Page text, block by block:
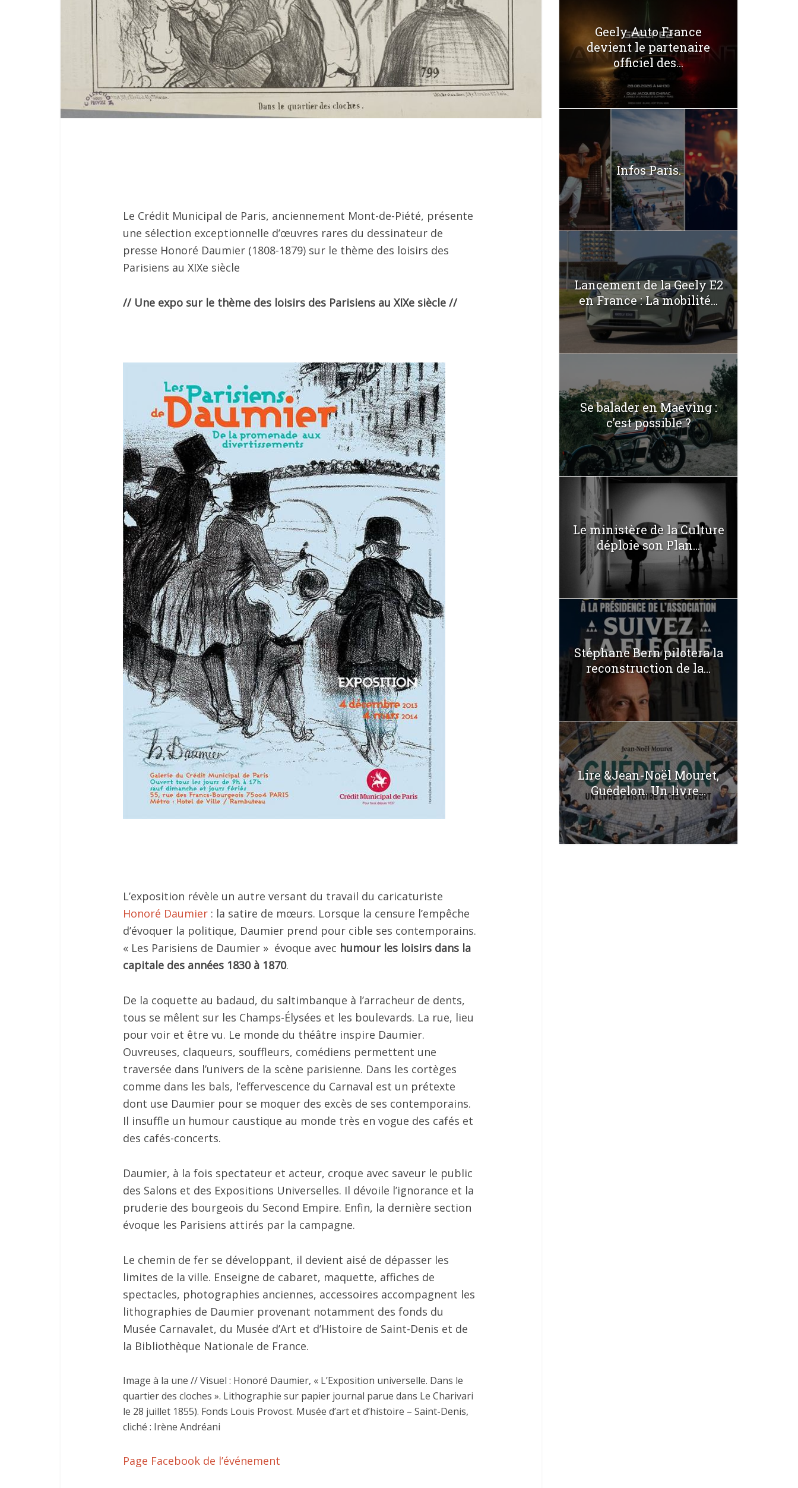
Le Crédit Municipal de Paris, anciennement Mont-de-Piété, présente
une sélection exceptionnelle d’œuvres rares du dessinateur de
presse Honoré Daumier (1808-1879) sur le thème des loisirs des
Parisiens au XIXe siècle
// Une expo sur le thème des loisirs des Parisiens au XIXe siècle //
L’exposition révèle un autre versant du travail du caricaturiste
Honoré Daumier : la satire de mœurs. Lorsque la censure l’empêche
d’évoquer la politique, Daumier prend pour cible ses contemporains.
« Les Parisiens de Daumier » évoque avec humour les loisirs dans la
capitale des années 1830 à 1870.
De la coquette au badaud, du saltimbanque à l’arracheur de dents,
tous se mêlent sur les Champs-Élysées et les boulevards. La rue, lieu
pour voir et être vu. Le monde du théâtre inspire Daumier.
Ouvreuses, claqueurs, souffleurs, comédiens permettent une
traversée dans l’univers de la scène parisienne. Dans les cortèges
comme dans les bals, l’effervescence du Carnaval est un prétexte
dont use Daumier pour se moquer des excès de ses contemporains.
Il insuffle un humour caustique au monde très en vogue des cafés et
des cafés-concerts.
Daumier, à la fois spectateur et acteur, croque avec saveur le public
des Salons et des Expositions Universelles. Il dévoile l’ignorance et la
pruderie des bourgeois du Second Empire. Enfin, la dernière section
évoque les Parisiens attirés par la campagne.
Le chemin de fer se développant, il devient aisé de dépasser les
limites de la ville. Enseigne de cabaret, maquette, affiches de
spectacles, photographies anciennes, accessoires accompagnent les
lithographies de Daumier provenant notamment des fonds du
Musée Carnavalet, du Musée d’Art et d’Histoire de Saint-Denis et de
la Bibliothèque Nationale de France.
Image à la une // Visuel : Honoré Daumier, « L’Exposition universelle. Dans le
quartier des cloches ». Lithographie sur papier journal parue dans Le Charivari
le 28 juillet 1855). Fonds Louis Provost. Musée d’art et d’histoire – Saint-Denis,
cliché : Irène Andréani
Page Facebook de l’événement
Geely Auto France
devient le partenaire
officiel des...
Infos Paris.
Lancement de la Geely E2
en France : La mobilité...
Se balader en Maeving :
c’est possible ?
Le ministère de la Culture
déploie son Plan...
Stéphane Bern pilotera la
reconstruction de la...
Lire &Jean-Noël Mouret,
Guédelon. Un livre...